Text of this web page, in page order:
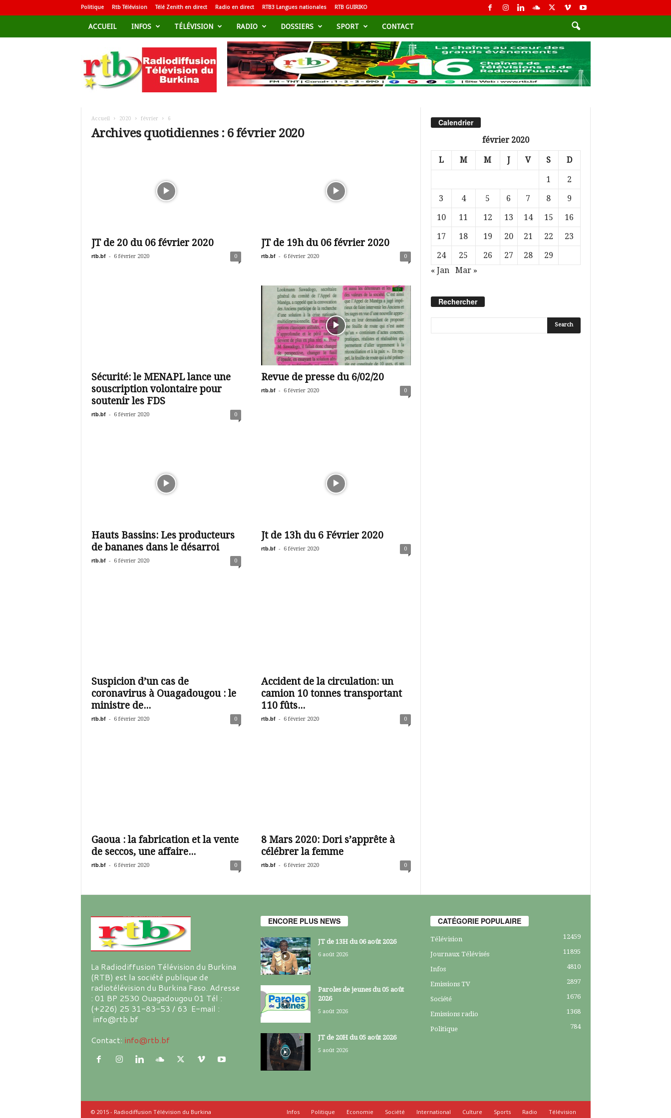
Politique Rtb Télévision Télé Zenith en direct Radio en direct RTB3 Langues nationales RTB GUIRIKO
ACCUEIL INFOS TÉLÉVISION RADIO DOSSIERS SPORT CONTACT
d
i
Accueil 2020 février 6
Archives quotidiennes : 6 février 2020
JT de 20 du 06 février 2020
rtb.bf - 6 février 2020 0
JT de 19h du 06 février 2020
rtb.bf - 6 février 2020 0
Sécurité: le MENAPL lance une
souscription volontaire pour
soutenir les FDS
rtb.bf - 6 février 2020 0
Revue de presse du 6/02/20
rtb.bf - 6 février 2020 0
Hauts Bassins: Les producteurs
de bananes dans le désarroi
rtb.bf - 6 février 2020 0
Jt de 13h du 6 Février 2020
rtb.bf - 6 février 2020 0
Suspicion d’un cas de
coronavirus à Ouagadougou : le
ministre de...
rtb.bf - 6 février 2020 0
Accident de la circulation: un
camion 10 tonnes transportant
110 fûts...
rtb.bf - 6 février 2020 0
Gaoua : la fabrication et la vente
de seccos, une affaire...
rtb.bf - 6 février 2020 0
8 Mars 2020: Dori s’apprête à
célébrer la femme
rtb.bf - 6 février 2020 0
Calendrier
février 2020
L M M J V S D
1
2
3
4 5 6 7 8
9
10
11 12 13 14 15
16
17
18 19 20 21 22
23
24
25 26 27 28
29
« Jan
Mar »
Rechercher
La Radiodiffusion Télévision du Burkina
(RTB) est la société publique de
radiotélévision du Burkina Faso. Adresse
: 01 BP 2530 Ouagadougou 01 Tél :
(+226) 25 31-83-53 / 63 E-mail :
info@rtb.bf
Contact: info@rtb.bf
ENCORE PLUS NEWS
JT de 13H du 06 août 2026
6 août 2026
Paroles de jeunes du 05 août
2026
5 août 2026
JT de 20H du 05 août 2026
5 août 2026
CATÉGORIE POPULAIRE
Télévision 12459
Journaux Télévisés 11895
Infos 4810
Emissions TV 2897
Société 1676
Emissions radio 1368
Politique 784
Infos Politique Economie Société International Culture Sports Radio Télévision
© 2015 - Radiodiffusion Télévision du Burkina